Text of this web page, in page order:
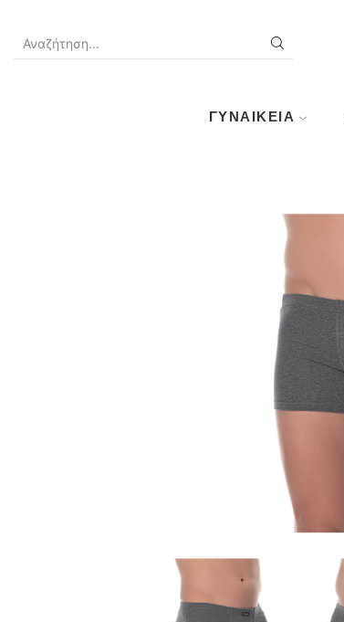
ΓΥΝΑΙΚΕΊΑ